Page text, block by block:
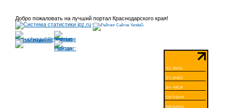
Добро пожаловать на лучший портал Краснодарского края!